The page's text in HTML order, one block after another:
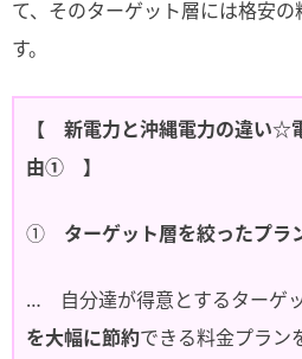
て、そのターゲット層には格安
す。
【 新電力と沖縄電力の違い☆
由① 】
① ターゲット層を絞ったプラ
… 自分達が得意とするターゲッ
を大幅に節約できる料金プラン